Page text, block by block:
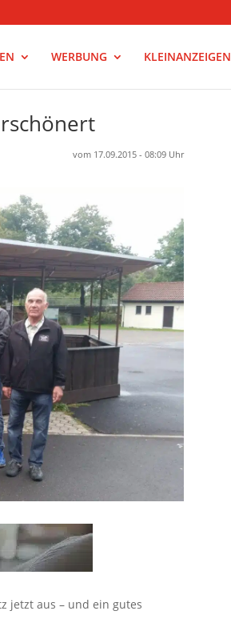
WERBUNG KLEINANZEIGEN
vom 17.09.2015 - 08:09 Uhr
jetzt aus – und ein gutes